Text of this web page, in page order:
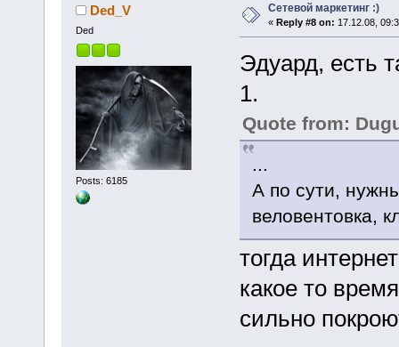
Ded_V
Ded
Posts: 6185
Сетевой маркетинг :)
« Reply #8 on: 17.12.08,
Эдуард, есть
1.
Quote from:
...
А по сути,
веловентовка,
тогда
какое то
сильно